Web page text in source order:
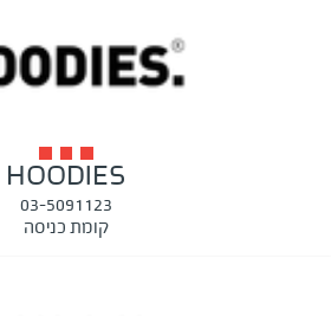
HOODIES
03-5091123
קומת כניסה